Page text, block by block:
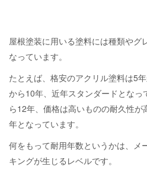
屋根塗装に用いる塗料には種類やグ
なっています。
たとえば、格安のアクリル塗料は5
から10年、近年スタンダードとな
ら12年、価格は高いものの耐久性
年となっています。
何をもって耐用年数というかは、メ
キングが生じるレベルです。